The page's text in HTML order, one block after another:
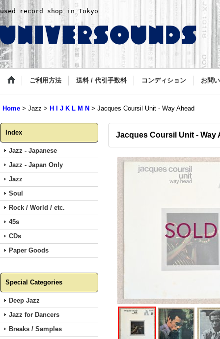
used record shop in Tokyo
ご利用方法 送料 / 代引手数料 コンディション お問
Home > Jazz > H I J K L M N > Jacques Coursil Unit - Way Ahead
Index
Jazz - Japanese
Jazz - Japan Only
Jazz
Soul
Rock / World / etc.
45s
CDs
Paper Goods
Special Categories
Deep Jazz
Jazz for Dancers
Breaks / Samples
Jacques Coursil Unit - Way